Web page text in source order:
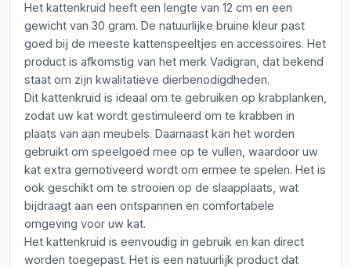
Het kattenkruid heeft een lengte van 12 cm en een
gewicht van 30 gram. De natuurlijke bruine kleur past
goed bij de meeste kattenspeeltjes en accessoires. Het
product is afkomstig van het merk Vadigran, dat bekend
staat om zijn kwalitatieve dierbenodigdheden.
Dit kattenkruid is ideaal om te gebruiken op krabplanken,
zodat uw kat wordt gestimuleerd om te krabben in
plaats van aan meubels. Daarnaast kan het worden
gebruikt om speelgoed mee op te vullen, waardoor uw
kat extra gemotiveerd wordt om ermee te spelen. Het is
ook geschikt om te strooien op de slaapplaats, wat
bijdraagt aan een ontspannen en comfortabele
omgeving voor uw kat.
Het kattenkruid is eenvoudig in gebruik en kan direct
worden toegepast. Het is een natuurlijk product dat